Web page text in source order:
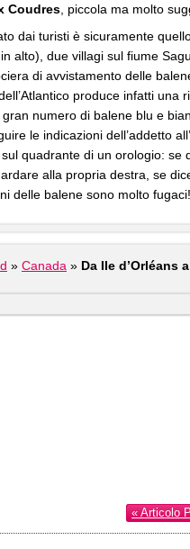
Coudres , piccola ma molto
dai turisti è sicuramente
alto), due villagi sul fiume
di avvistamento delle
produce infatti una
numero di balene blu e
le indicazioni dell’addetto
quadrante di un orologio: se
alla propria destra, se
delle balene sono molto fugaci!
» Canada » Da Ile d’Orléans
« Articolo